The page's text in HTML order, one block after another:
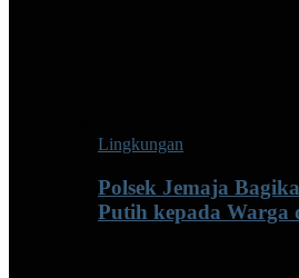
Lingkungan
Polsek Jemaja
Putih kepada Warga